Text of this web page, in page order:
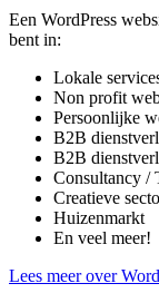
Een WordPress
bent in:
Lokale
Non profit
Persoonlijke
B2B
B2B
Consultancy /
Creatieve
Huizenmarkt
En veel meer!
Lees meer over